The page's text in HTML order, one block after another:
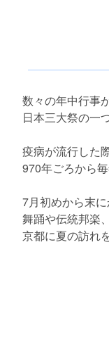
数々の年中行事
日本三大祭の一
疫病が流行した
970年ごろから
7月初めから末に
舞踊や伝統邦楽
京都に夏の訪れ